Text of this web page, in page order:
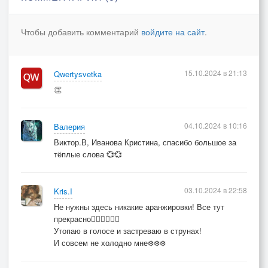
Только дым вьется с трубы
Будешь лежать ты мирно
Лежи, женишок, смирно
В земле, пока снег не сбросится
А зимой, а студеной ты постучишь в мою дверь
Попросишься, ласково, в теплу мою постель
Только видно сквозь тьму, сквозь стекла, поверь
Бледный твой лик, смерти метель
Чтобы добавить комментарий войдите на сайт.
Qwertysvetka
👏
15.10.2024 в 21:13
Валерия
Виктор.В, Иванова Кристина, спасибо большое за
тёплые слова 💞💞
04.10.2024 в 10:16
Kris.I
Не нужны здесь никакие аранжировки! Все тут
прекрасно❤️‍🔥❤️‍🔥❤️‍🔥
Утопаю в голосе и застреваю в струнах!
И совсем не холодно мне❄️❄️❄️
03.10.2024 в 22:58